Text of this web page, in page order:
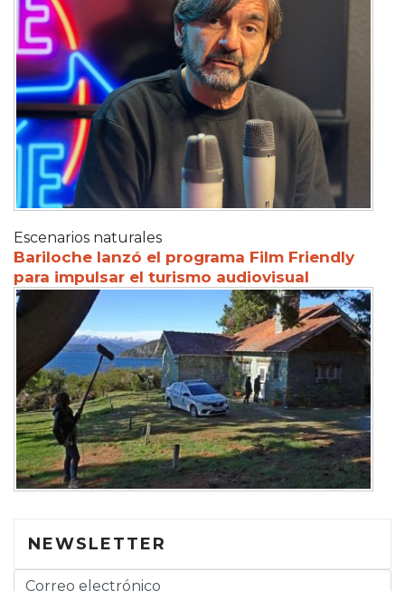
Escenarios naturales
Bariloche lanzó el programa Film Friendly
para impulsar el turismo audiovisual
NEWSLETTER